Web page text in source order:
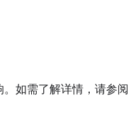
如需了解详情，请参阅